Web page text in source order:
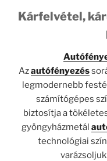
Kárfelvétel,
Azautófényezés
legmodernebb
számítógépes
biztosítja a
gyöngyházmetál
technológiai